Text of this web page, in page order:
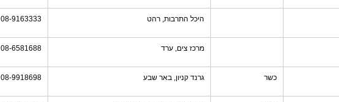
היכל התרבות, רהט 08-9163333
מרכז צים, ערד 08-6581688
כשר גרנד קניון, באר שבע 08-9918698